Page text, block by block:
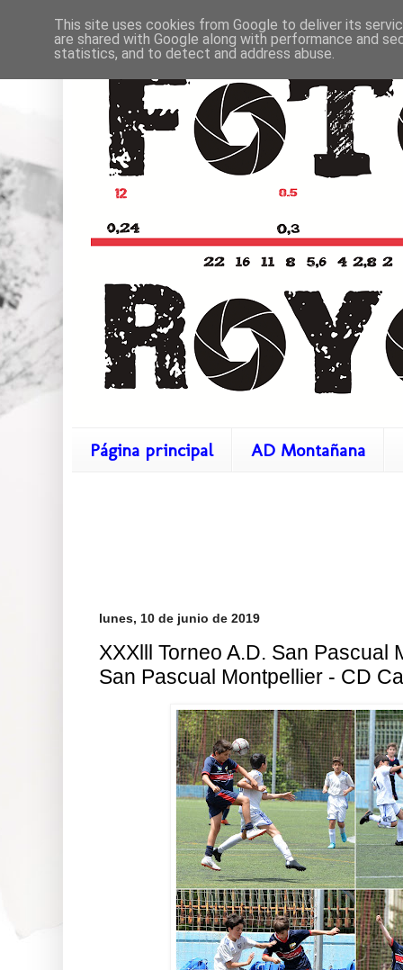
Página principal AD Montañana
lunes, 10 de junio de 2019
XXXlll Torneo A.D. San Pascual
San Pascual Montpellier - CD
This site uses cookies from Google to deliver its
are shared with Google along with performance and
statistics, and to detect and address abuse.